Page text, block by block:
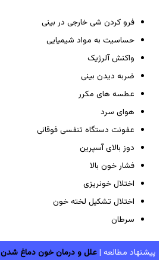
فرو کردن شی خارجی در بینی
حساسیت به مواد شیمیایی
واکنش آلرژیک
ضربه دیدن بینی
عطسه­ های مکرر
هوای سرد
عفونت دستگاه تنفسی فوقانی
دوز بالای آسپرین
فشار خون بالا
اختلال خونریزی
اختلال تشکیل لخته خون
سرطان
پیشنهاد مطالعه |علل و درمان خون دماغ شدن